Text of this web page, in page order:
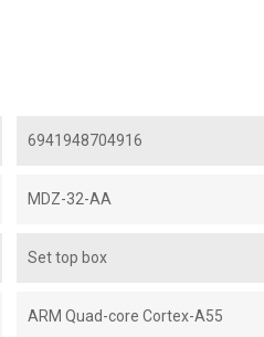
6941948704916
MDZ-32-AA
Set top box
ARM Quad-core Cortex-A55